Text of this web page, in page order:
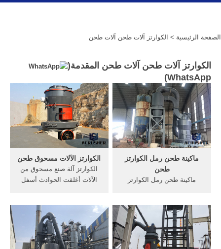
الصفحة الرئيسية > الكوارتز آلات طحن آلات طحن
الكوارتز آلات طحن آلات طحن المقدمة(
WhatsApp
)
الكوارتز الآلات مسحوق طحن
الكوارتز آلة صنع مسحوق من
الآلات أغلقت الحوادث أسفل
الكوارتز آلات مسحوق مصنعين
. Get Price; طحن الكوارتز.
طحن الكوارتز.get price
ماكينة طحن رمل الكوارتز
طحن
ماكينة طحن رمل الكوارتز
الفكية) ، الكسارة المخروطية ،
الكسارة العمودية ومعدات
التكسير الأخرى المطاحن:
مطحنة ريموند ، مطحنة شبه